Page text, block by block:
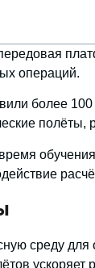
операций.
более
полёты,
среду для
ускоряет